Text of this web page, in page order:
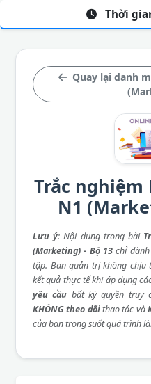
Quay lại danh
Trắc nghiệm
N1
Lưu ý: Nội dung trong bài
(Marketing) - Bộ 13 chỉ
tập. Ban quản trị không chịu
kết quả thực tế khi áp dụng
yêu cầu bất kỳ quyền truy
KHÔNG theo dõithao tác và
của bạn trong suốt quá trình
Thời